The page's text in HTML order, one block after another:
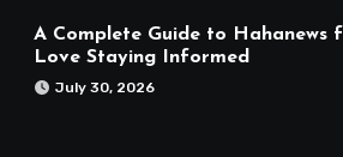
A Complete Guide to Hahanews
Love Staying Informed
July 30, 2026